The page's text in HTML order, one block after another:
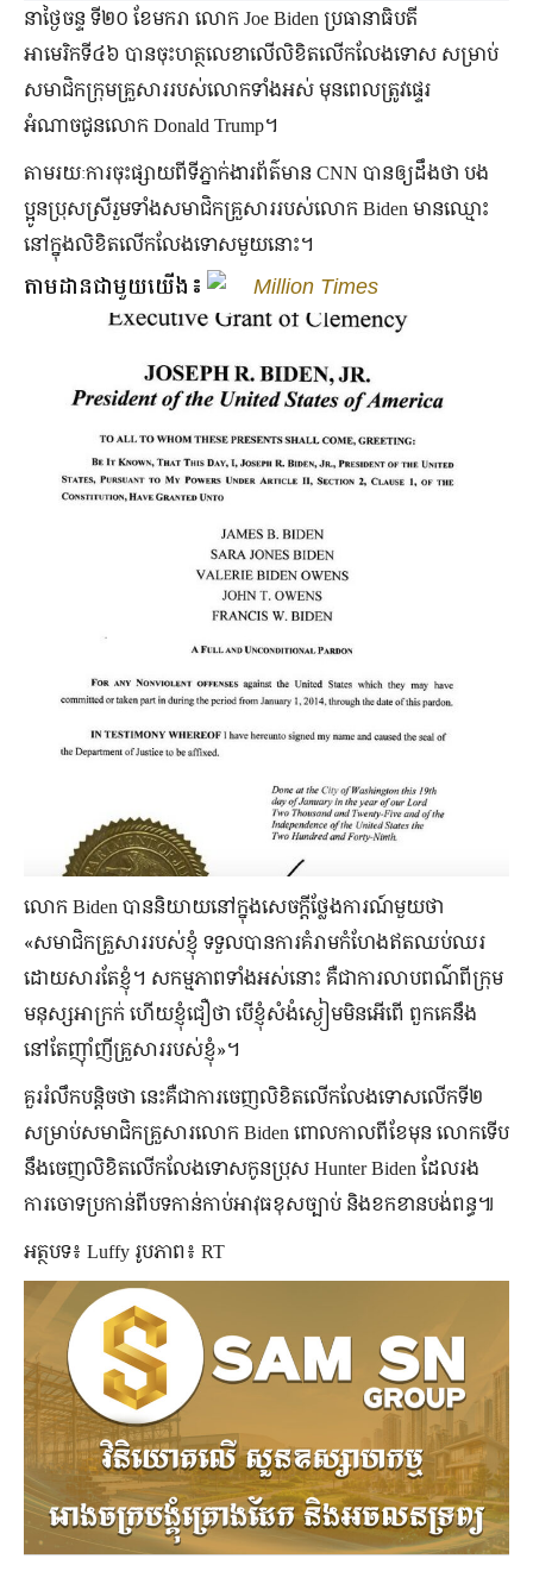
នាថ្ងៃចន្ទ ទី២០ ខែមករា លោក Joe Biden ប្រធានាធិបតី
អាមេរិកទី៤៦ បានចុះហត្ថលេខាលើលិខិតលើកលែងទោស សម្រាប់
សមាជិកក្រុមគ្រួសាររបស់លោកទាំងអស់ មុនពេលត្រូវផ្ទេរ
អំណាចជូនលោក Donald Trump។
តាមរយៈការចុះផ្សាយពីទីភ្នាក់ងារព័ត៌មាន CNN បានឲ្យដឹងថា បង
ប្អូនប្រុសស្រីរួមទាំងសមាជិកគ្រួសាររបស់លោក Biden មានឈ្មោះ
នៅក្នុងលិខិតលើកលែងទោសមួយនោះ។
តាមដានជាមួយយើង៖ Million Times
លោក Biden បាននិយាយនៅក្នុងសេចក្ដីថ្លែងការណ៍មួយថា
«សមាជិកគ្រួសាររបស់ខ្ញុំ ទទួលបានការគំរាមកំហែងឥតឈប់ឈរ
ដោយសារតែខ្ញុំ។ សកម្មភាពទាំងអស់នោះ គឺជាការលាបពណ៌ពីក្រុម
មនុស្សអាក្រក់ ហើយខ្ញុំជឿថា បើខ្ញុំសំងំស្ងៀមមិនអើពើ ពួកគេនឹង
នៅតែញ៉ាំញីគ្រួសាររបស់ខ្ញុំ»។
គួររំលឹកបន្តិចថា នេះគឺជាការចេញលិខិតលើកលែងទោសលើកទី២
សម្រាប់សមាជិកគ្រួសារលោក Biden ពោលកាលពីខែមុន លោកទើប
នឹងចេញលិខិតលើកលែងទោសកូនប្រុស Hunter Biden ដែលរង
ការចោទប្រកាន់ពីបទកាន់កាប់អាវុធខុសច្បាប់ និងខកខានបង់ពន្ធ៕
អត្ថបទ៖ Luffy រូបភាព៖ RT